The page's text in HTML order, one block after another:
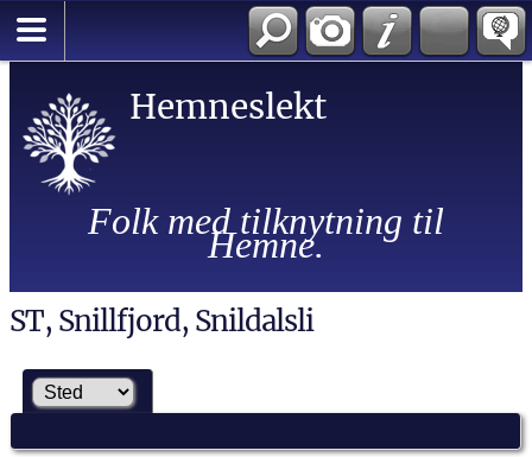
Hemneslekt
Folk med tilknytning til
Hemne.
ST, Snillfjord, Snildalsli